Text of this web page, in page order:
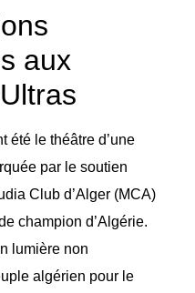
aux
été le théâtre d’une
par le soutien
Club d’Alger (MCA)
champion d’Algérie.
lumière non
algérien pour le